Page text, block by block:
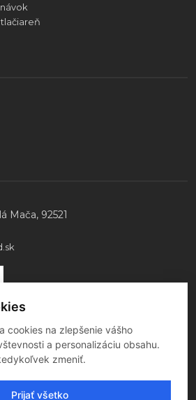
Mača, 92521
cookies na zlepšenie vášho
a personalizáciu obsahu.
zmeniť.
Prijať všetko